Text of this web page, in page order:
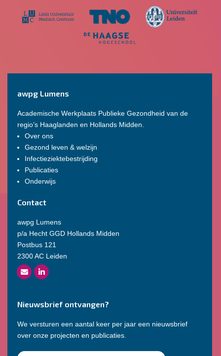
awpg Lumens
Academische Werkplaats Publieke Gezondheid van de
regio’s Haaglanden en Hollands Midden.
Over ons
Gezond leven & welzijn
Infectieziektebestrijding
Publicaties
Onderwijs
Contact
awpg Lumens
p/a Hecht GGD Hollands Midden
Postbus 121
2300 AC Leiden
Nieuwsbrief ontvangen?
We versturen een aantal keer per jaar een nieuwsbrief
over onze projecten en publicaties.